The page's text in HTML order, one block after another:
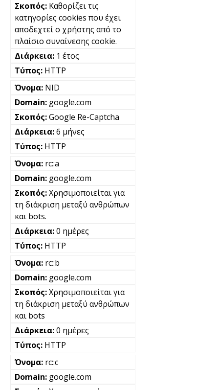
Καθορίζει τις
κατηγορίες cookies που έχει
αποδεχτεί ο χρήστης από το
πλαίσιο συναίνεσης cookie.
1 έτος
HTTP
NID
google.com
Google Re-Captcha
6 μήνες
HTTP
rc::a
google.com
Χρησιμοποιείται για
τη διάκριση μεταξύ ανθρώπων
και bots.
0 ημέρες
HTTP
rc::b
google.com
Χρησιμοποιείται για
τη διάκριση μεταξύ ανθρώπων
και bots
0 ημέρες
HTTP
rc::c
google.com